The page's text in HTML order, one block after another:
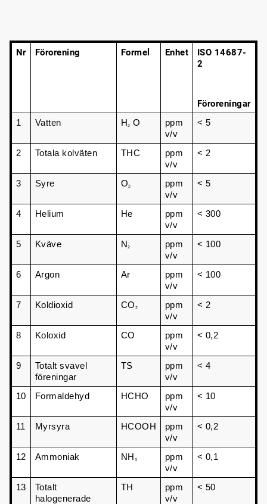
Nr Förorening Formel Enhet
ISO 14687-
2
Föroreningar
1 Vatten H2 O
ppm
v/v
< 5
2 Totala kolväten THC
ppm
v/v
< 2
3 Syre O2
ppm
v/v
< 5
4 Helium He
ppm
v/v
< 300
5 Kväve N2
ppm
v/v
< 100
6 Argon Ar
ppm
v/v
< 100
7 Koldioxid CO 2
ppm
v/v
< 2
8 Koloxid CO
ppm
v/v
< 0,2
9
Totalt svavel
föreningar
TS
ppm
v/v
< 4
10 Formaldehyd HCHO
ppm
v/v
< 10
11 Myrsyra HCOOH
ppm
v/v
< 0,2
12 Ammoniak NH 3
ppm
v/v
< 0,1
13
Totalt
halogenerade
TH
ppm
v/v
< 50